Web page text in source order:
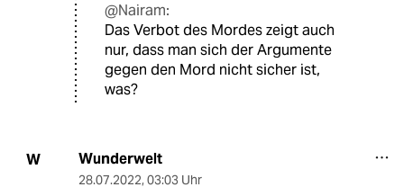
@Nairam:
Das Verbot des Mordes zeigt auch
nur, dass man sich der Argumente
gegen den Mord nicht sicher ist,
was?
W Wunderwelt
28.07.2022, 03:03 Uhr